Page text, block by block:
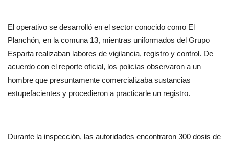
El operativo se desarrolló en el sector conocido como El
Planchón, en la comuna 13, mientras uniformados del Grupo
Esparta realizaban labores de vigilancia, registro y control. De
acuerdo con el reporte oficial, los policías observaron a un
hombre que presuntamente comercializaba sustancias
estupefacientes y procedieron a practicarle un registro.
Durante la inspección, las autoridades encontraron 300 dosis de